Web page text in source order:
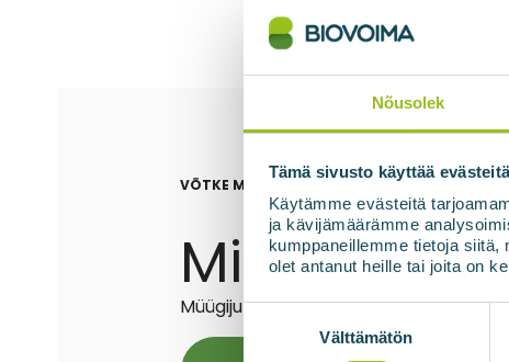
Nõusolek
Tämä sivusto käyttää evästeitä
Käytämme evästeitä
ja kävijämäärämme
kumppaneillemme tietoja
olet antanut heille tai joita on
valinta
Välttämätön
VÕTKE MEIEGA ÜHENDUST
Mikko
Müügijuht